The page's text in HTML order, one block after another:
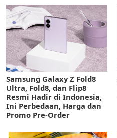
Samsung Galaxy Z Fold8
Ultra, Fold8, dan Flip8
Resmi Hadir di Indonesia,
Ini Perbedaan, Harga dan
Promo Pre-Order